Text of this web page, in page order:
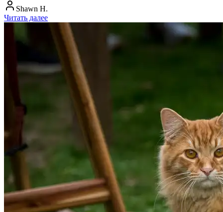
Shawn H.
Читать далее